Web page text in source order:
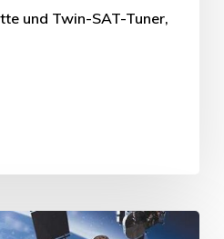
und Twin-SAT-Tuner,